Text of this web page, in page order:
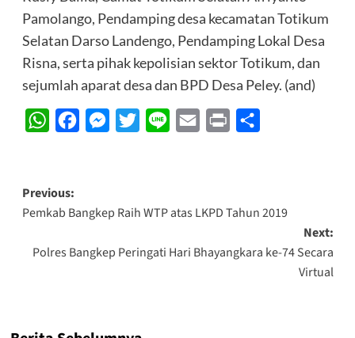
Pamolango, Pendamping desa kecamatan Totikum
Selatan Darso Landengo, Pendamping Lokal Desa
Risna, serta pihak kepolisian sektor Totikum, dan
sejumlah aparat desa dan BPD Desa Peley. (and)
WhatsAppFacebookMessenger
Twitter Line Email Print
Post
navigation
Previous:
Pemkab Bangkep Raih WTP atas LKPD Tahun 2019
Next:
Polres Bangkep Peringati Hari Bhayangkara ke-74 Secara
Virtual